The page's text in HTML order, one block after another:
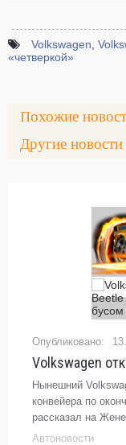
Volkswagen
«четверкой»
Похожие
Другие
Нынешний
конвейера по
рассказал на
Уэлш. По его
Автоновости